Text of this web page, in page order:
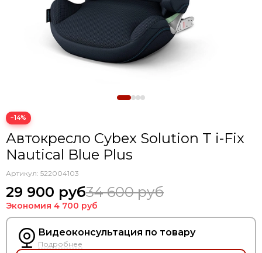
−14%
Автокресло Cybex Solution T i-Fix
Nautical Blue Plus
Артикул: 522004103
29 900 руб34 600 руб
Экономия 4 700 руб
Видеоконсультация по товару
Подробнее